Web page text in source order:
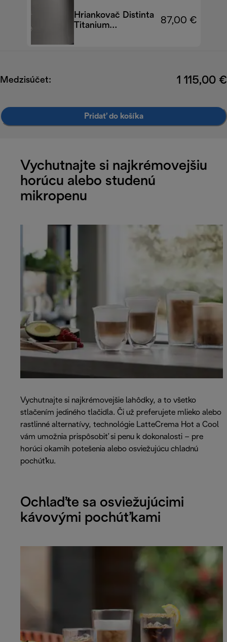
Hriankovač Distinta
Titanium
87,00 €
Medzisúčet: 1 115,00 €
Pridať do košíka
Vychutnajte si najkrémovejšiu
horúcu alebo studenú
mikropenu
Vychutnajte si najkrémovejšie lahôdky, a to všetko
stlačením jediného tlačidla. Či už preferujete mlieko alebo
rastlinné alternatívy, technológie LatteCrema Hot a Cool
vám umožnia prispôsobiť si penu k dokonalosti – pre
horúci okamih potešenia alebo osviežujúcu chladnú
pochúťku.
Ochlaďte sa osviežujúcimi
kávovými pochúťkami